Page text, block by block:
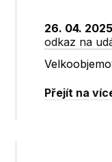
26. 04.
odkaz na
Přejít na